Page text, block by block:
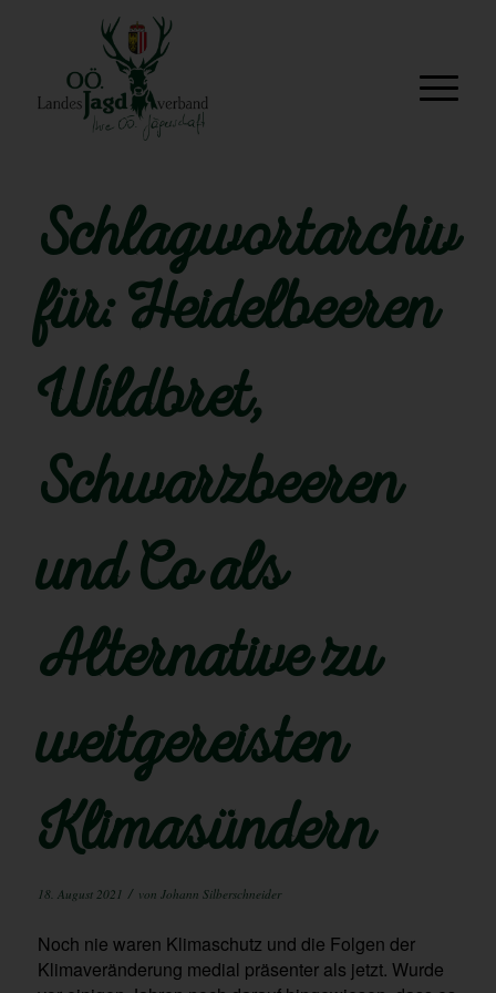
Schlagwortarchiv
für: Heidelbeeren
Wildbret,
Schwarzbeeren
und Co als
Alternative zu
weitgereisten
Klimasündern
18. August 2021 / von Johann Silberschneider
Noch nie waren Klimaschutz und die Folgen der
Klimaveränderung medial präsenter als jetzt. Wurde